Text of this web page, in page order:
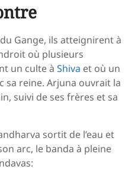
Gange, ils atteignirent à
où plusieurs
un culte à Shiva et où un
sa reine. Arjuna ouvrait la
suivi de ses frères et sa
sortit de l’eau et
arc, le banda à pleine